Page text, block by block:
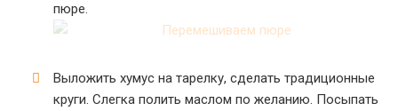
пюре.
Выложить хумус на тарелку, сделать традиционные
круги. Слегка полить маслом по желанию. Посыпать